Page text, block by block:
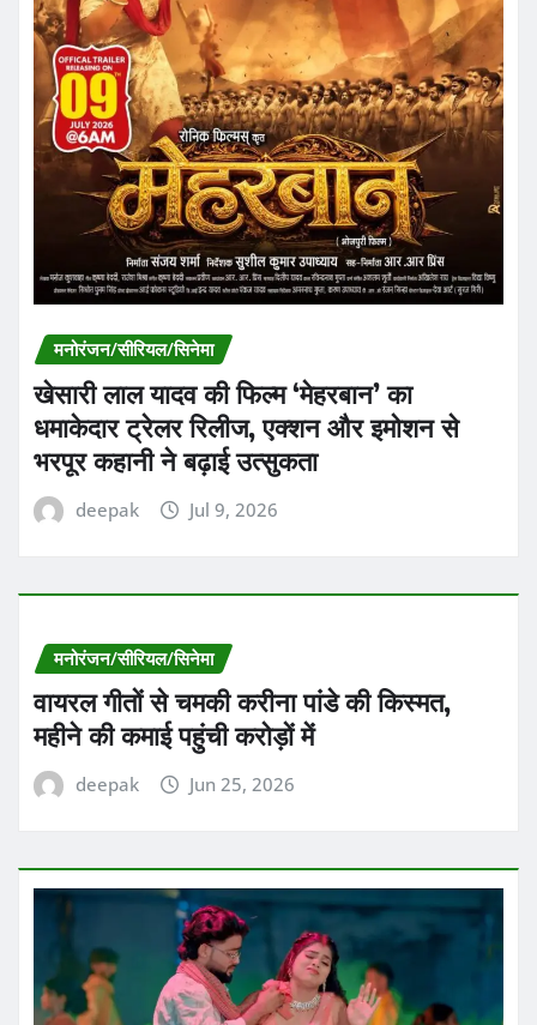
मनोरंजन/सीरियल/सिनेमा
खेसारी लाल यादव की फिल्म ‘मेहरबान’ का
धमाकेदार ट्रेलर रिलीज, एक्शन और इमोशन से
भरपूर कहानी ने बढ़ाई उत्सुकता
deepak Jul 9, 2026
मनोरंजन/सीरियल/सिनेमा
वायरल गीतों से चमकी करीना पांडे की किस्मत,
महीने की कमाई पहुंची करोड़ों में
deepak Jun 25, 2026